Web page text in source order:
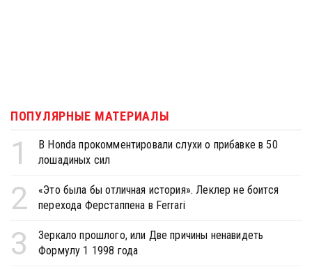
ПОПУЛЯРНЫЕ МАТЕРИАЛЫ
1
В Honda прокомментировали слухи о прибавке в 50
лошадиных сил
2
«Это была бы отличная история». Леклер не боится
перехода Ферстаппена в Ferrari
3
Зеркало прошлого, или Две причины ненавидеть
Формулу 1 1998 года